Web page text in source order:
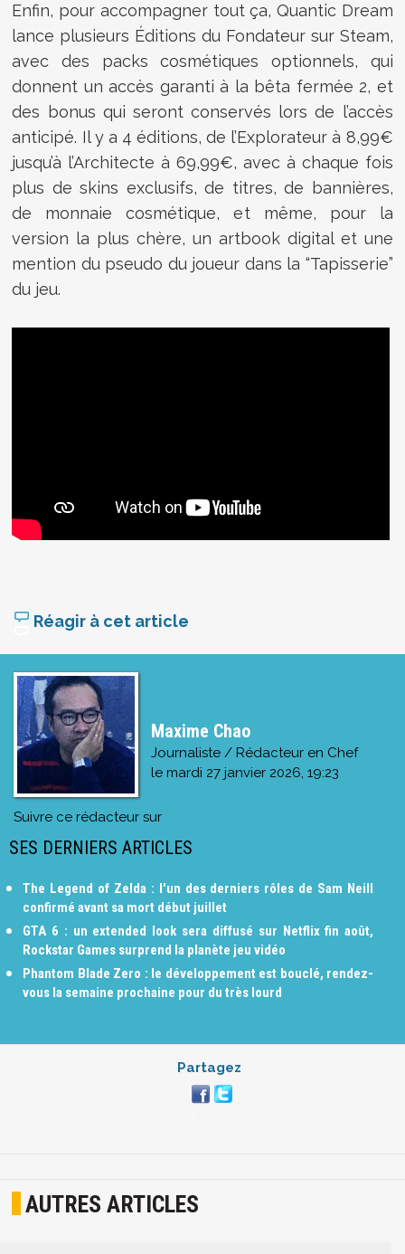
Enfin, pour accompagner tout ça, Quantic Dream
lance plusieurs Éditions du Fondateur sur Steam,
avec des packs cosmétiques optionnels, qui
donnent un accès garanti à la bêta fermée 2, et
des bonus qui seront conservés lors de l’accès
anticipé. Il y a 4 éditions, de l’Explorateur à 8,99€
jusqu’à l’Architecte à 69,99€, avec à chaque fois
plus de skins exclusifs, de titres, de bannières,
de monnaie cosmétique, et même, pour la
version la plus chère, un artbook digital et une
mention du pseudo du joueur dans la “Tapisserie”
du jeu.
Réagir à cet article
Maxime Chao
Journaliste / Rédacteur en Chef
le mardi 27 janvier 2026, 19:23
Suivre ce rédacteur sur
SES DERNIERS ARTICLES
The Legend of Zelda : l'un des derniers rôles de Sam Neill
confirmé avant sa mort début juillet
GTA 6 : un extended look sera diffusé sur Netflix fin août,
Rockstar Games surprend la planète jeu vidéo
Phantom Blade Zero : le développement est bouclé, rendez-
vous la semaine prochaine pour du très lourd
Partagez
AUTRES ARTICLES